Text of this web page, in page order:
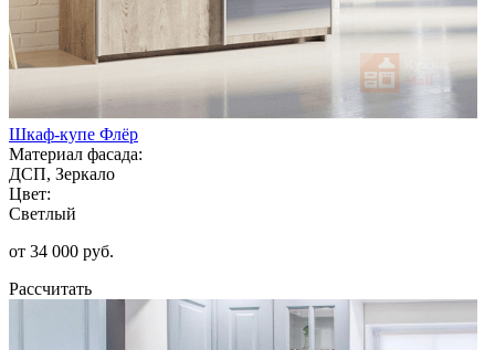
Шкаф-купе Флёр
Материал фасада:
ДСП, Зеркало
Цвет:
Светлый
от 34 000 руб.
Рассчитать